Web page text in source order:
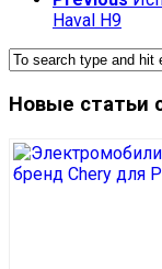
Haval H9
Новые статьи